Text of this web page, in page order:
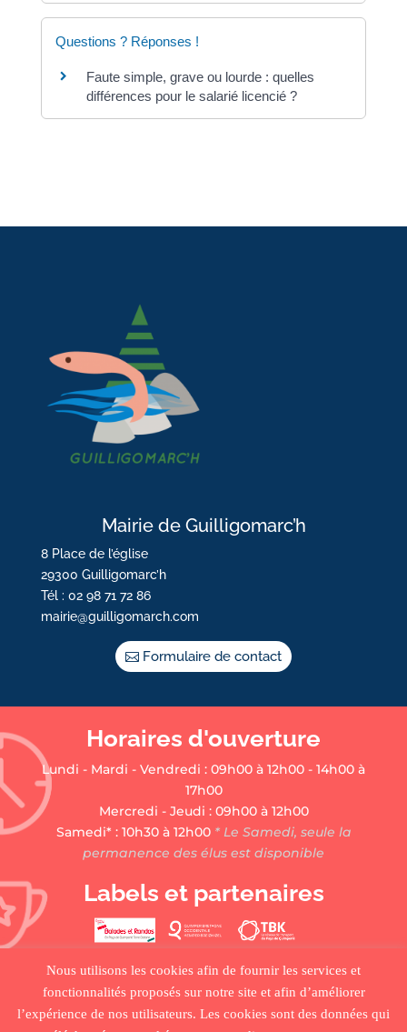
Questions ? Réponses !
Faute simple, grave ou lourde : quelles
différences pour le salarié licencié ?
Mairie de Guilligomarc’h
8 Place de l’église
29300 Guilligomarc’h
Tél : 02 98 71 72 86
mairie@guilligomarch.com
Formulaire de contact
Horaires d'ouverture
Lundi - Mardi - Vendredi : 09h00 à 12h00 - 14h00 à
17h00
Mercredi - Jeudi : 09h00 à 12h00
Samedi* : 10h30 à 12h00* Le Samedi, seule la
permanence des élus est disponible
Labels et partenaires
Nous utilisons les cookies afin de fournir les services et
fonctionnalités proposés sur notre site et afin d’améliorer
l’expérience de nos utilisateurs. Les cookies sont des données qui